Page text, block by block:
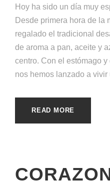
Hoy ha sido un día muy
Desde primera hora de la
regalado el tradicional
de aroma a pan, aceite y
centro. Con el estómago
nos hemos lanzado a
READ MORE